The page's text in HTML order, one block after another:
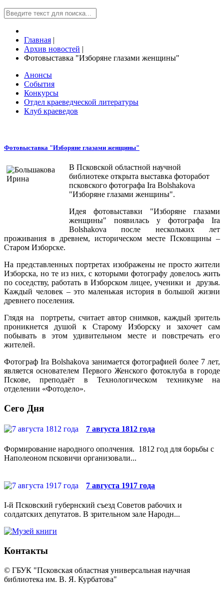
Главная |
Архив новостей |
Фотовыставка "Изборяне глазами женщины"
Анонсы
События
Конкурсы
Отдел краеведческой литературы
Клуб краеведов
Фотовыставка "Изборяне глазами женщины"
В Псковской областной научной
библиотеке открыта выставка фоторабот
псковского фотографа Ira Bolshakova
"Изборяне глазами женщины".
Идея фотовыставки "Изборяне глазами
женщины" появилась у фотографа Ira
Bolshakova после нескольких лет
проживания в древнем, историческом месте Псковщины –
Старом Изборске.
На представленных портретах изображены не просто жители
Изборска, но те из них, с которыми фотографу довелось жить
по соседству, работать в Изборском лицее, ученики и друзья.
Каждый человек – это маленькая история в большой жизни
древнего поселения.
Глядя на портреты, считает автор снимков, каждый зритель
проникнется душой к Старому Изборску и захочет сам
побывать в этом удивительном месте и повстречать его
жителей.
Фотограф Ira Bolshakova занимается фотографией более 7 лет,
является основателем Первого Женского фотоклуба в городе
Пскове, преподаёт в Технологическом техникуме на
отделении «Фотодело».
Сего Дня
7 августа 1812 года
Формирование народного ополчения. 1812 год для борьбы с
Наполеоном псковичи организовали...
7 августа 1917 года
I-й Псковский губернский съезд Советов рабочих и
солдатских депутатов. В зрительном зале Народн...
Контакты
© ГБУК "Псковская областная универсальная научная
библиотека им. В. Я. Курбатова"